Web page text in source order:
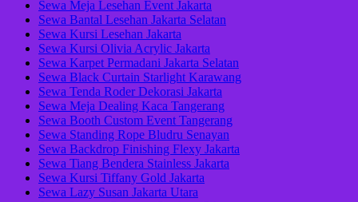
Sewa Meja Lesehan Event Jakarta
Sewa Bantal Lesehan Jakarta Selatan
Sewa Kursi Lesehan Jakarta
Sewa Kursi Olivia Acrylic Jakarta
Sewa Karpet Permadani Jakarta Selatan
Sewa Black Curtain Starlight Karawang
Sewa Tenda Roder Dekorasi Jakarta
Sewa Meja Dealing Kaca Tangerang
Sewa Booth Custom Event Tangerang
Sewa Standing Rope Bludru Senayan
Sewa Backdrop Finishing Flexy Jakarta
Sewa Tiang Bendera Stainless Jakarta
Sewa Kursi Tiffany Gold Jakarta
Sewa Lazy Susan Jakarta Utara